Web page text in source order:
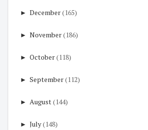
► December(165)
► November(186)
► October(118)
► September(112)
► August(144)
► July(148)